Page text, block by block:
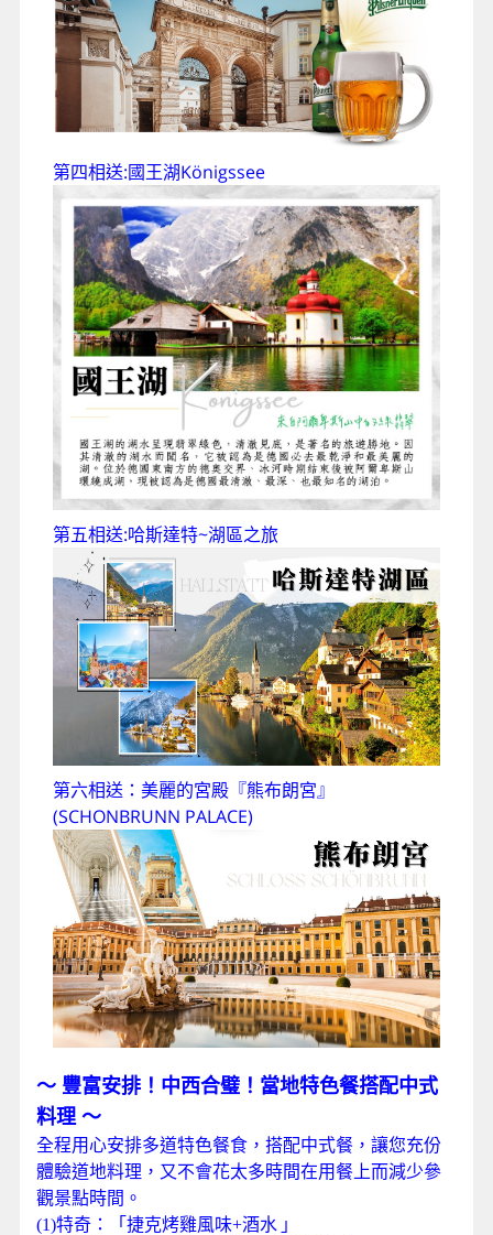
第四相送:國王湖Königssee
第五相送:哈斯達特~湖區之旅
第六相送：美麗的宮殿『熊布朗宮』
(SCHONBRUNN PALACE)
～ 豐富安排！中西合璧！當地特色餐搭配中式
料理 ～
全程用心安排多道特色餐食，搭配中式餐，讓您充份
體驗道地料理，又不會花太多時間在用餐上而減少參
觀景點時間。
(1)特奇：「捷克烤雞風味+酒水 」